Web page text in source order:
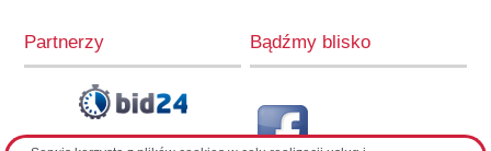
Partnerzy Bądźmy blisko